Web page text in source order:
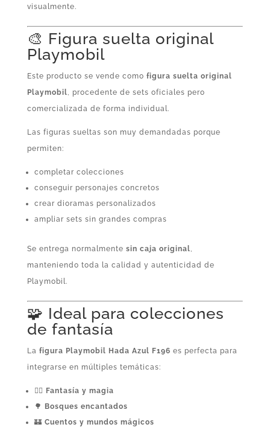
visualmente.
🎨 Figura suelta original
Playmobil
Este producto se vende como figura suelta original
Playmobil, procedente de sets oficiales pero
comercializada de forma individual.
Las figuras sueltas son muy demandadas porque
permiten:
completar colecciones
conseguir personajes concretos
crear dioramas personalizados
ampliar sets sin grandes compras
Se entrega normalmente sin caja original,
manteniendo toda la calidad y autenticidad de
Playmobil.
🧩 Ideal para colecciones
de fantasía
La figura Playmobil Hada Azul F196 es perfecta para
integrarse en múltiples temáticas:
🧚‍♀️ Fantasía y magia
🌳
Bosques encantados
🏰 Cuentos y mundos mágicos